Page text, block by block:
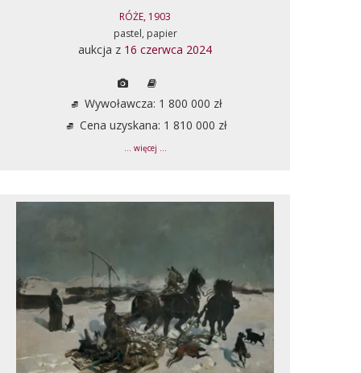
RÓŻE, 1903
pastel, papier
aukcja z 16 czerwca 2024
Wywoławcza: 1 800 000 zł
Cena uzyskana: 1 810 000 zł
... więcej ...